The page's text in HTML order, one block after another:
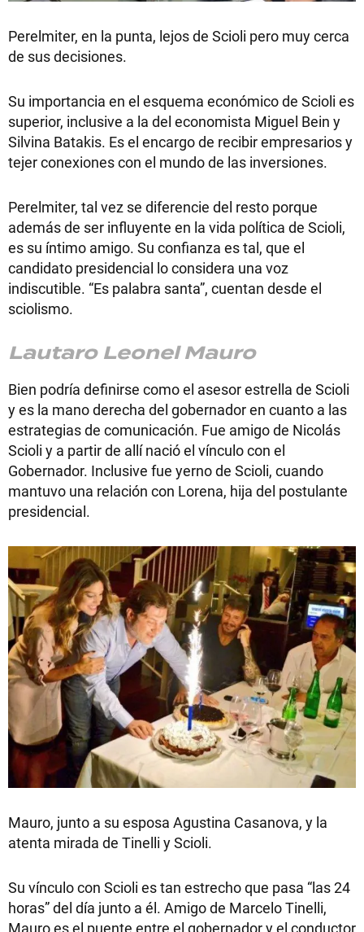
Perelmiter, en la punta, lejos de Scioli pero muy cerca
de sus decisiones.
Su importancia en el esquema económico de Scioli es
superior, inclusive a la del economista Miguel Bein y
Silvina Batakis. Es el encargo de recibir empresarios y
tejer conexiones con el mundo de las inversiones.
Perelmiter, tal vez se diferencie del resto porque
además de ser influyente en la vida política de Scioli,
es su íntimo amigo. Su confianza es tal, que el
candidato presidencial lo considera una voz
indiscutible. “Es palabra santa”, cuentan desde el
sciolismo.
Lautaro Leonel Mauro
Bien podría definirse como el asesor estrella de Scioli
y es la mano derecha del gobernador en cuanto a las
estrategias de comunicación. Fue amigo de Nicolás
Scioli y a partir de allí nació el vínculo con el
Gobernador. Inclusive fue yerno de Scioli, cuando
mantuvo una relación con Lorena, hija del postulante
presidencial.
Mauro, junto a su esposa Agustina Casanova, y la
atenta mirada de Tinelli y Scioli.
Su vínculo con Scioli es tan estrecho que pasa “las 24
horas” del día junto a él. Amigo de Marcelo Tinelli,
Mauro es el puente entre el gobernador y el conductor